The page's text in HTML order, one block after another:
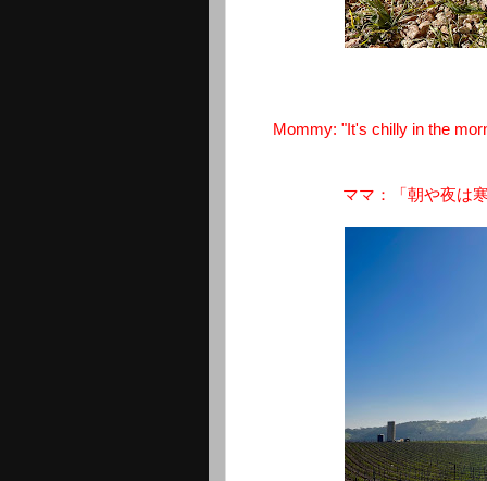
Mommy: "It's chilly in the
ママ：「朝や夜は